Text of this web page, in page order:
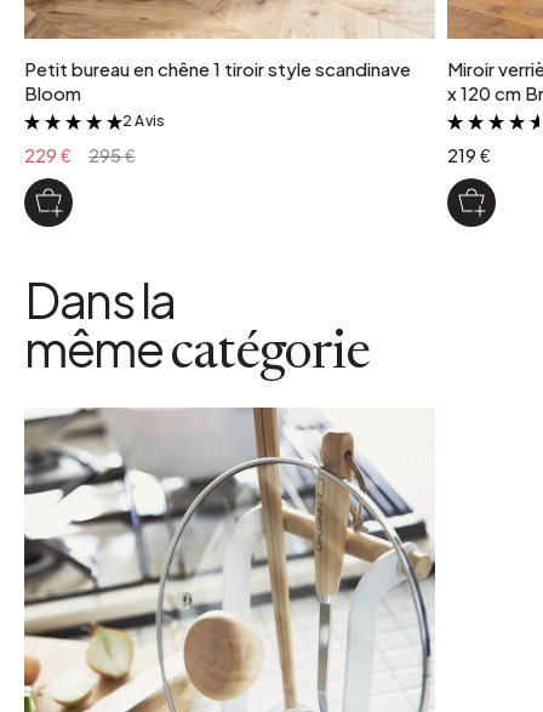
Petit bureau en chêne 1 tiroir style scandinave
Bloom
&
2 Avis
229 € 295 €
Miroir
x 120 cm
219 €
Dans la
mêmecatégorie